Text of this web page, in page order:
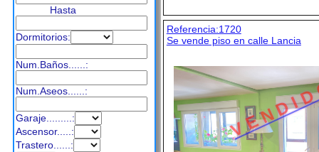
Hasta
Dormitorios:
Num.Baños......:
Num.Aseos......:
Garaje.........:
Ascensor.....:
Trastero......:
Referencia:1720
Se vende piso en calle Lancia
V E N D I